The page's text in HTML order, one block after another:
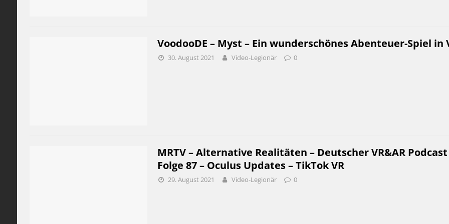
VoodooDE – Myst – Ein wunderschönes Abenteuer-Spiel in
30. August 2021 Video-Legionär 0
MRTV – Alternative Realitäten – Deutscher VR&AR Podcast
Folge 87 – Oculus Updates – TikTok VR
29. August 2021 Video-Legionär 0